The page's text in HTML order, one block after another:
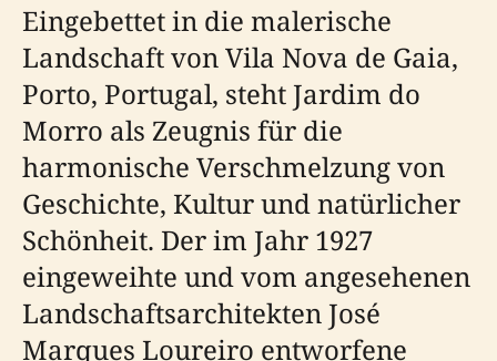
Eingebettet in die malerische
Landschaft von Vila Nova de Gaia,
Porto, Portugal, steht Jardim do
Morro als Zeugnis für die
harmonische Verschmelzung von
Geschichte, Kultur und natürlicher
Schönheit. Der im Jahr 1927
eingeweihte und vom angesehenen
Landschaftsarchitekten José
Marques Loureiro entworfene